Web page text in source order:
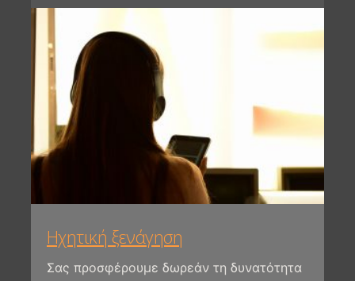
Ηχητική ξενάγηση
Σας προσφέρουμε δωρεάν τη δυνατότητα